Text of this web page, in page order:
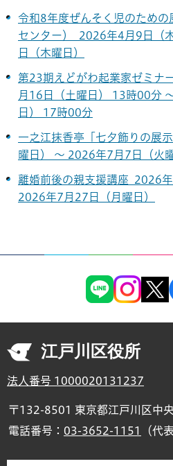
令和8年度ぜんそく児のための
センター） 2026年4月9日（
日（木曜日）
第23期えどがわ起業家ゼミナ
月16日（土曜日） 13時00分
日） 17時00分
一之江抹香亭「七夕飾りの展
曜日） ～ 2026年7月7日（火曜
離婚前後の親支援講座 2026
2026年7月27日（月曜日）
江戸川区役所
法人番号 1000020131237
〒132-8501 東京都江戸川区中
電話番号： 03-3652-1151 （代